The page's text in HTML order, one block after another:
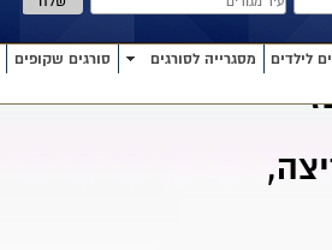
לילדים מסגרייה לסורגים
סורגים שקופים